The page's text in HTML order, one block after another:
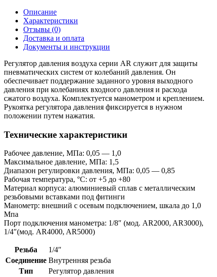
Описание
Характеристики
Отзывы (0)
Доставка и оплата
Документы и инструкции
Регулятор давления воздуха серии AR служит для защиты
пневматических систем от колебаний давления. Он
обеспечивает поддержание заданного уровня выходного
давления при колебаниях входного давления и расхода
сжатого воздуха. Комплектуется манометром и креплением.
Рукоятка регулятора давления фиксируется в нужном
положении путем нажатия.
Технические характеристики
Рабочее давление, МПа: 0,05 — 1,0
Максимальное давление, МПа: 1,5
Диапазон регулировки давления, МПа: 0,05 — 0,85
Рабочая температура, °C: от +5 до +80
Материал корпуса: алюминиевый сплав с металлическим
резьбовыми вставками под фитинги
Манометр: внешний с осевым подключением, шкала до 1,0
Мпа
Порт подключения манометра: 1/8″ (мод. AR2000, AR3000),
1/4″(мод. AR4000, AR5000)
Резьба
1/4″
Соединение Внутренняя резьба
Тип
Регулятор давления